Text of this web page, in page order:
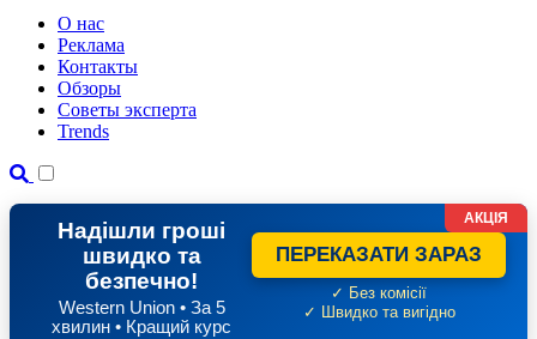
О нас
Реклама
Контакты
Обзоры
Советы эксперта
Trends
Надішли гроші
швидко та
безпечно!
Western Union • За 5
хвилин • Кращий курс
ПЕРЕКАЗАТИ ЗАРАЗ
✓ Без комісії
✓ Швидко та вигідно
АКЦІЯ